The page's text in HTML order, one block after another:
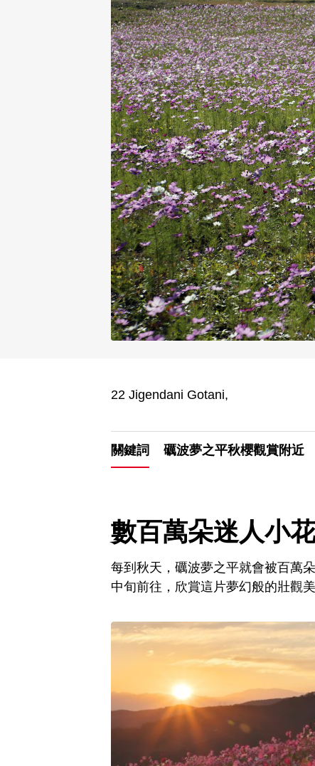
22 Jigendani Gotani,
關鍵詞 礪波夢之平秋櫻觀賞附近
數百萬朵迷人小花
每到秋天，礪波夢之平就會被百萬
中旬前往，欣賞這片夢幻般的壯觀美